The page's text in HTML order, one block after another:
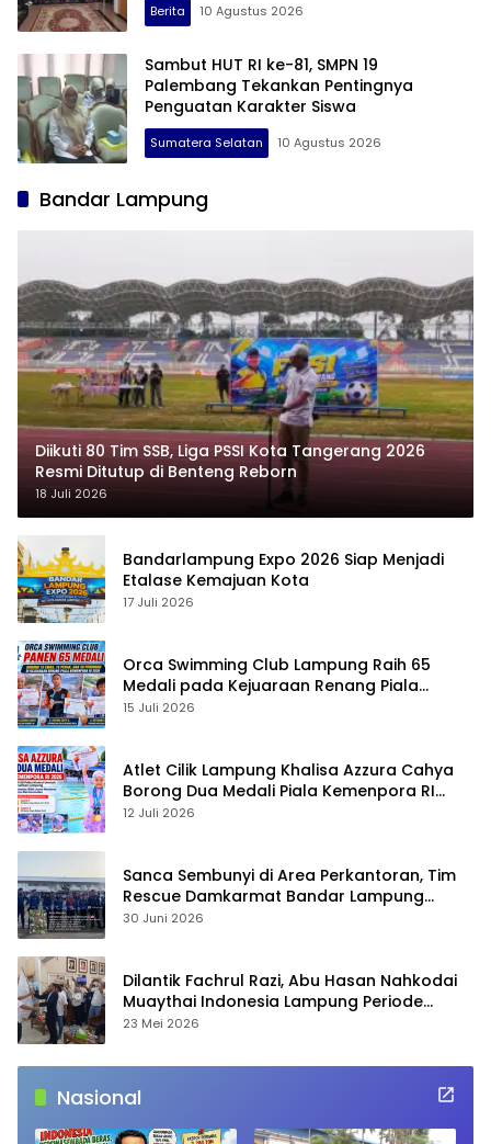
Berita 10 Agustus 2026
Sambut HUT RI ke-81, SMPN 19
Palembang Tekankan Pentingnya
Penguatan Karakter Siswa
Sumatera Selatan 10 Agustus 2026
Potensinews.id
Bandar Lampung
Diikuti 80 Tim SSB, Liga PSSI Kota Tangerang 2026
Resmi Ditutup di Benteng Reborn
18 Juli 2026
Bandarlampung Expo 2026 Siap Menjadi
Etalase Kemajuan Kota
17 Juli 2026
Orca Swimming Club Lampung Raih 65
Medali pada Kejuaraan Renang Piala
Kemenpora RI 2026
15 Juli 2026
Atlet Cilik Lampung Khalisa Azzura Cahya
Borong Dua Medali Piala Kemenpora RI
2026
12 Juli 2026
Sanca Sembunyi di Area Perkantoran, Tim
Rescue Damkarmat Bandar Lampung
Turun Tangan
30 Juni 2026
Dilantik Fachrul Razi, Abu Hasan Nahkodai
Muaythai Indonesia Lampung Periode
2026–2030
23 Mei 2026
Nasional